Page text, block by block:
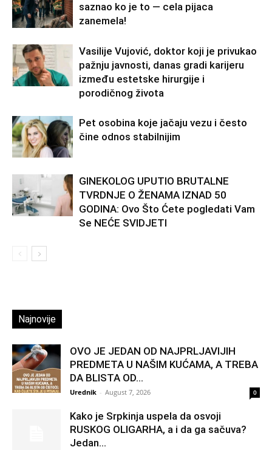
saznao ko je to — cela pijaca
zanemela!
Vasilije Vujović, doktor koji je privukao
pažnju javnosti, danas gradi karijeru
između estetske hirurgije i
porodičnog života
Pet osobina koje jačaju vezu i često
čine odnos stabilnijim
GINEKOLOG UPUTIO BRUTALNE
TVRDNJE O ŽENAMA IZNAD 50
GODINA: Ovo Što Ćete pogledati Vam
Se NEĆE SVIDJETI
Najnovije
OVO JE JEDAN OD NAJPRLJAVIJIH
PREDMETA U NAŠIM KUĆAMA, A TREBA
DA BLISTA OD...
Urednik - August 7, 2026 0
Kako je Srpkinja uspela da osvoji
RUSKOG OLIGARHA, a i da ga sačuva?
Jedan...